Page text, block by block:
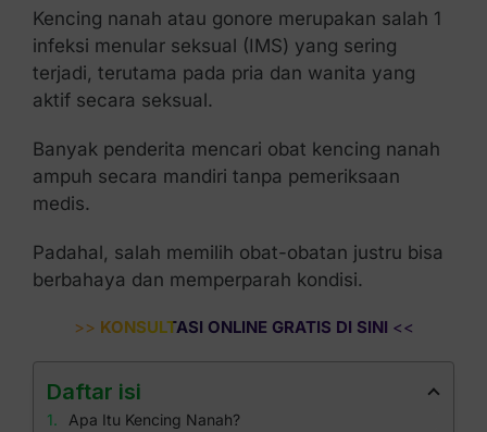
Kencing nanah atau gonore merupakan salah 1
infeksi menular seksual (IMS) yang sering
terjadi, terutama pada pria dan wanita yang
aktif secara seksual.
Banyak penderita mencari obat kencing nanah
ampuh secara mandiri tanpa pemeriksaan
medis.
Padahal, salah memilih obat-obatan justru bisa
berbahaya dan memperparah kondisi.
>> KONSULTASI ONLINE GRATIS DI SINI <<
Daftar isi
Apa Itu Kencing Nanah?